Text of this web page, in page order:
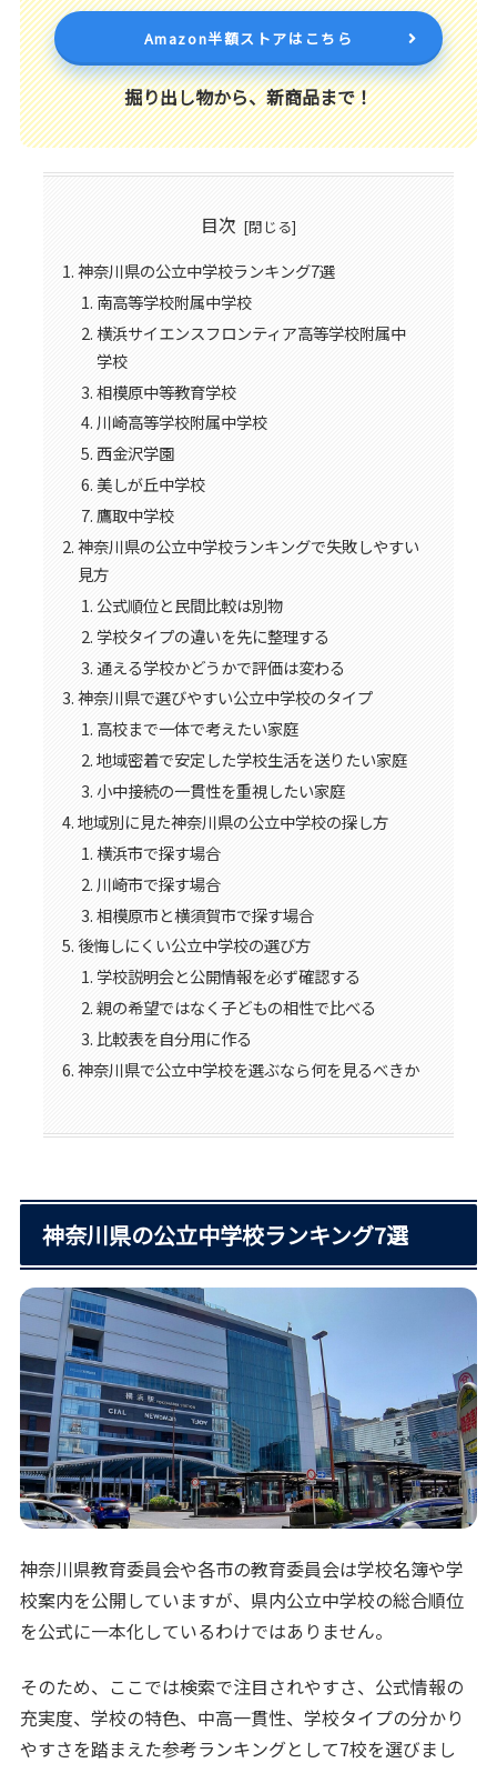
Amazon半額ストアはこちら
掘り出し物から、新商品まで！
目次
神奈川県の公立中学校ランキング7選
南高等学校附属中学校
横浜サイエンスフロンティア高等学校附属中
学校
相模原中等教育学校
川崎高等学校附属中学校
西金沢学園
美しが丘中学校
鷹取中学校
神奈川県の公立中学校ランキングで失敗しやすい
見方
公式順位と民間比較は別物
学校タイプの違いを先に整理する
通える学校かどうかで評価は変わる
神奈川県で選びやすい公立中学校のタイプ
高校まで一体で考えたい家庭
地域密着で安定した学校生活を送りたい家庭
小中接続の一貫性を重視したい家庭
地域別に見た神奈川県の公立中学校の探し方
横浜市で探す場合
川崎市で探す場合
相模原市と横須賀市で探す場合
後悔しにくい公立中学校の選び方
学校説明会と公開情報を必ず確認する
親の希望ではなく子どもの相性で比べる
比較表を自分用に作る
神奈川県で公立中学校を選ぶなら何を見るべきか
神奈川県の公立中学校ランキング7選
神奈川県教育委員会や各市の教育委員会は学校名簿や学
校案内を公開していますが、県内公立中学校の総合順位
を公式に一本化しているわけではありません。
そのため、ここでは検索で注目されやすさ、公式情報の
充実度、学校の特色、中高一貫性、学校タイプの分かり
やすさを踏まえた参考ランキングとして7校を選びまし